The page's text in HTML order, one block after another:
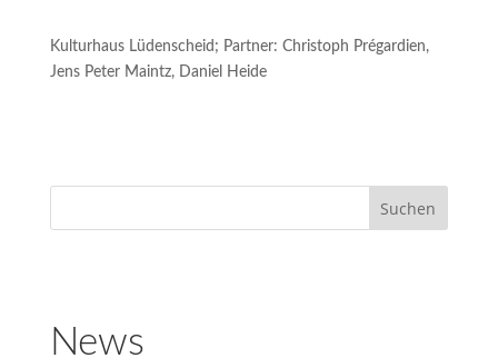
Kulturhaus Lüdenscheid; Partner: Christoph Prégardien,
Jens Peter Maintz, Daniel Heide
News